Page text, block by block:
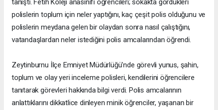
polislerin toplum için neler yaptığını, kaç çeşit polis olduğunu ve
polislerin meydana gelen bir olaydan sonra nasıl çalıştığını,
vatandaşlardan neler istediğini polis amcalarından öğrendi.
Zeytinburnu İlçe Emniyet Müdürlüğü'nde görevli yunus, şahin,
toplum ve olay yeri inceleme polisleri, kendilerini öğrencilere
tanıtarak görevleri hakkında bilgi verdi. Polis amcalarının
anlattıklarını dikkatlice dinleyen minik öğrenciler, yaşanan bir